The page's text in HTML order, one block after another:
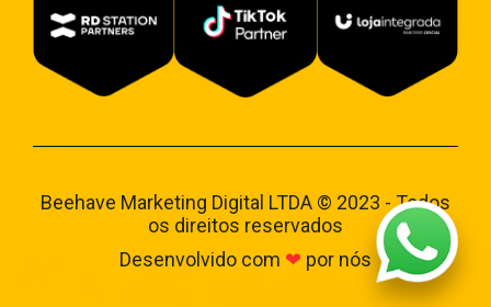
Beehave Marketing Digital LTDA © 2023 - Todos
os direitos reservados
Desenvolvido com ❤ por nós